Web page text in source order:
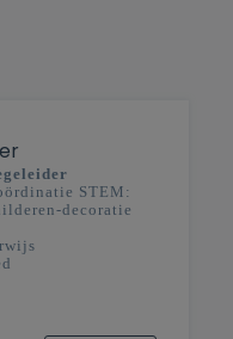
STEM:
decoratie